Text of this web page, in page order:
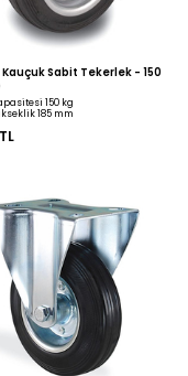
Mertsan Kauçuk Sabit
mm Çap
Taşıma Kapasitesi 150 kg
Yerden Yükseklik 185 mm
410,08 TL